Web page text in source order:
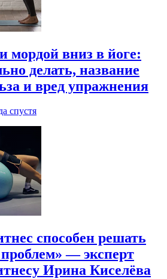
мордой вниз в йоге:
делать, название
и вред упражнения
спустя
способен решать
— эксперт
Ирина Киселёва